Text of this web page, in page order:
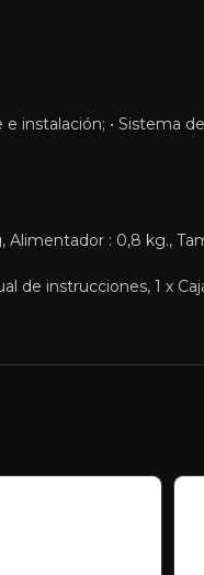
instalación; • Sistema
: 0,8 kg.,
de instrucciones, 1 x